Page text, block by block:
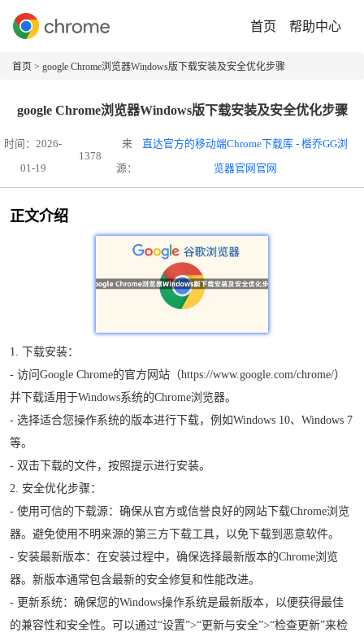
首页 帮助中心
首页 > google Chrome浏览器Windows版下载安装及安全优化步骤
google Chrome浏览器Windows版下载安装及安全优化步骤
时间：2026-
01-19
1378
来
源：
直达官方的移动端Chrome下载库 - 楷乔GG浏
览器官网官网
正文介绍
1. 下载安装：
- 访问Google Chrome的官方网站（https://www.google.com/chrome/）
并下载适用于Windows系统的Chrome浏览器。
- 选择适合您操作系统的版本进行下载，例如Windows 10、Windows 7
等。
- 双击下载的文件，按照提示进行安装。
2. 安全优化步骤：
- 使用可信的下载源：确保从官方或信誉良好的网站下载Chrome浏览
器。避免使用不明来源的第三方下载工具，以免下载到恶意软件。
- 安装最新版本：在安装过程中，确保选择最新版本的Chrome浏览
器。新版本通常包含最新的安全修复和性能改进。
- 更新系统：确保您的Windows操作系统是最新版本，以便获得最佳
的兼容性和安全性。可以通过“设置”>“更新与安全”>“检查更新”来检